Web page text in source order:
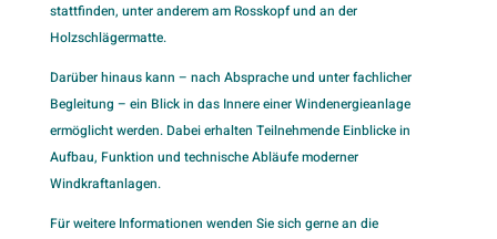
stattfinden, unter anderem am Rosskopf und an der
Holzschlägermatte.
Darüber hinaus kann – nach Absprache und unter fachlicher
Begleitung – ein Blick in das Innere einer Windenergieanlage
ermöglicht werden. Dabei erhalten Teilnehmende Einblicke in
Aufbau, Funktion und technische Abläufe moderner
Windkraftanlagen.
Für weitere Informationen wenden Sie sich gerne an die